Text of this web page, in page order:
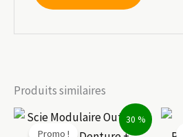
Produits similaires
30 %
Promo !